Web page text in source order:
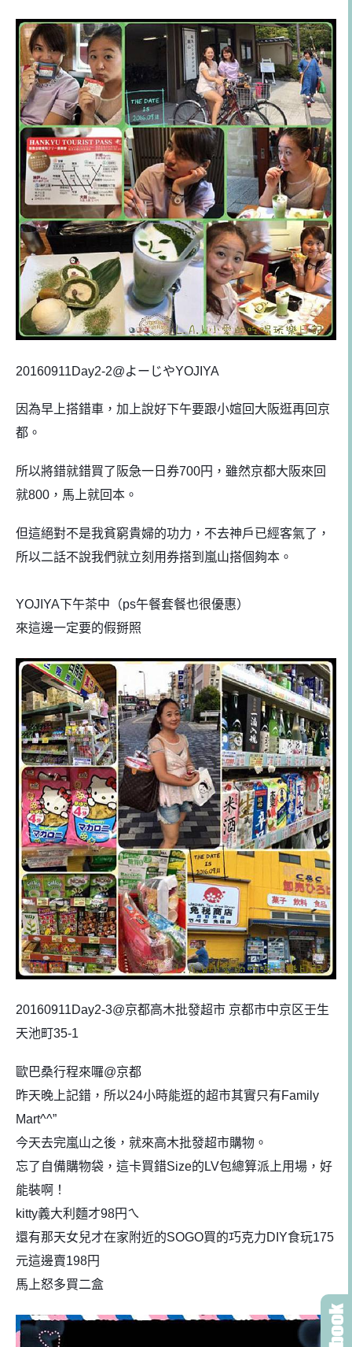
20160911Day2-2@よーじやYOJIYA
因為早上搭錯車，加上說好下午要跟小媗回大阪逛再回京
都。
所以將錯就錯買了阪急一日券700円，雖然京都大阪來回
就800，馬上就回本。
但這絕對不是我貧窮貴婦的功力 ，不去神戶已經客氣了，
所以二話不說我們就立刻用券搭到 嵐山搭個夠本。
YOJIYA下午茶中（ps午餐套餐也很優惠）
來這邊一定要的假掰照
20160911Day2-3@京都高木批發超市 京都市中京区壬生
天池町35-1
歐巴桑行程來囉@京都
昨天晚上記錯，所以24小時能逛的超市其實只有Family
Mart^^”
今天去完嵐山之後，就來高木批發超市購物。
忘了自備購物袋，這卡買錯Size的LV包總算派上用場，好
能裝啊！
kitty義大利麵才98円ㄟ
還有那天女兒才在家附近的SOGO買的巧克力DIY食玩175
元這邊賣198円
馬上怒多買二盒